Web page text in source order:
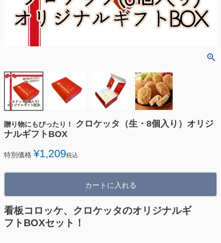
贈り物にもぴったり！
クロケッタ（生・8個入り）オリジ
ナルギフトBOX
特別価格 ¥1,209税込
カートに入れる
看板コロッケ、クロケッタのオリジナルギ
フトBOXセット！